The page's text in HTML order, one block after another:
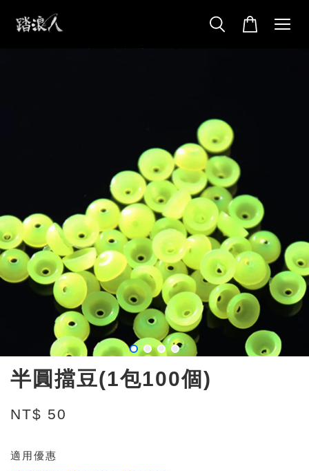
半圓擋豆(1包100個)
NT$ 50
適用優惠